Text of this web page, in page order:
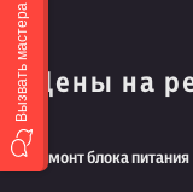
Цены на
Ремонт блока питания
Вызвать мастера